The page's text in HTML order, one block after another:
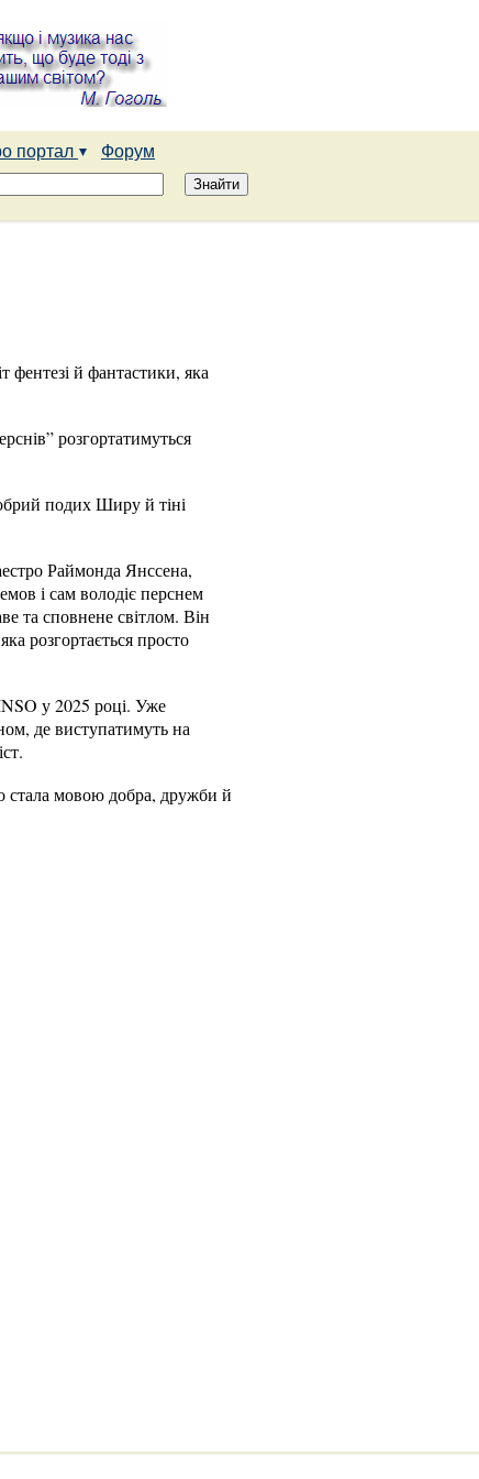
портал
Форум
фентезі й фантастики, яка
розгортатимуться
подих Ширу й тіні
Раймонда Янссена,
і сам володіє перснем
та сповнене світлом. Він
розгортається просто
у 2025 році. Уже
де виступатимуть на
мовою добра, дружби й